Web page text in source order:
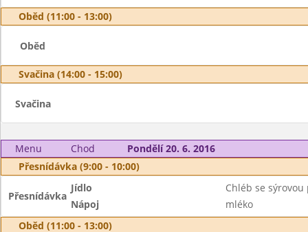
Oběd (11:00 - 13:00)
Oběd
Svačina (14:00 - 15:00)
Svačina
Menu Chod
Pondělí 20. 6. 2016
Přesnídávka (9:00 - 10:00)
Přesnídávka
Jídlo
Chléb se
Nápoj
mléko
Oběd (11:00 - 13:00)